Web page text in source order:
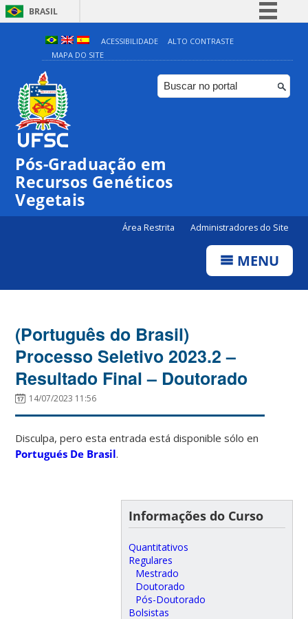
BRASIL
Simplifique!
Comunica BR
Participe
ACESSIBILIDADE
ALTO CONTRASTE
MAPA DO SITE
Pós-Graduação em
Recursos Genéticos
Vegetais
Área Restrita Administradores do Site
MENU
(Português do Brasil)
Processo Seletivo 2023.2 –
Resultado Final – Doutorado
14/07/2023 11:56
Disculpa, pero esta entrada está disponible sólo en
Portugués De Brasil.
Informações do Curso
Quantitativos
Regulares
Mestrado
Doutorado
Pós-Doutorado
Bolsistas